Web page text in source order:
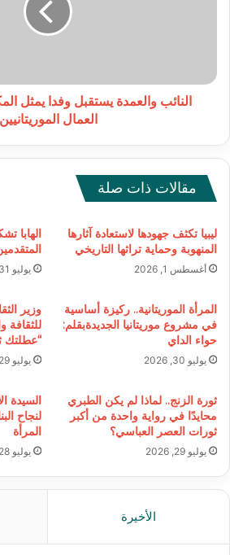
العمال
الموريتانيينالنائب والعمدة يستقبل وفدا يمثل
العمال الموريتانيين
مقالات ذات صلة
ليبيا تكثف جهودها لاستعادة آثارها
المنهوبة وحماية تراثها التاريخي
أغسطس 1, 2026
الهابا
يوليو 31, 2026
المرأة الموريتانية.. ركيزة أساسية
في مشروع موريتانيا الجديدةبقلم:
حواء الداي
يوليو 30, 2026
وزير
“عطلتك
يوليو 29, 2026
ثورة الزنج.. لماذا لم يكن الطبري
محايدًا في رواية واحدة من أكبر
ثورات العصر العباسي؟
يوليو 29, 2026
السيدة
لنجاح
المرأة
يوليو 28, 2026
الأخيرة